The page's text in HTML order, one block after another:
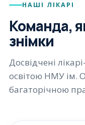
НАШІ ЛІКАРІ
Команда,
знімки
Досвідчені
освітою НМУ ім.
багаторічною